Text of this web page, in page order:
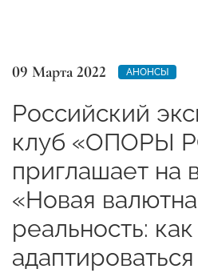
09 Марта 2022 АНОНСЫ
Российский
клуб «ОПОРЫ
приглашает на
«Новая
реальность: как